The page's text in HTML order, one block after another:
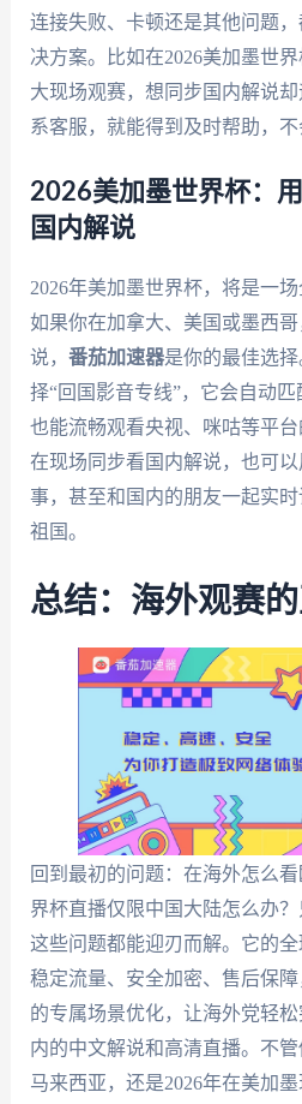
连接失败、卡顿还是其他问题
决方案。比如在2026美加墨世
大现场观赛，想同步国内解说
系客服，就能得到及时帮助，不
2026美加墨世界杯：
国内解说
2026年美加墨世界杯，将是一场
如果你在加拿大、美国或墨西
说， 番茄加速器是你的最佳选
择“回国影音专线”，它会自动
也能流畅观看央视、咪咕等平
在现场同步看国内解说，也可
事，甚至和国内的朋友一起实
祖国。
总结：海外观赛
回到最初的问题：在海外怎么
界杯直播仅限中国大陆怎么办
这些问题都能迎刃而解。它的全
稳定流量、安全加密、售后保
的专属场景优化，让海外党轻
内的中文解说和高清直播。不管
马来西亚，还是2026年在美加墨